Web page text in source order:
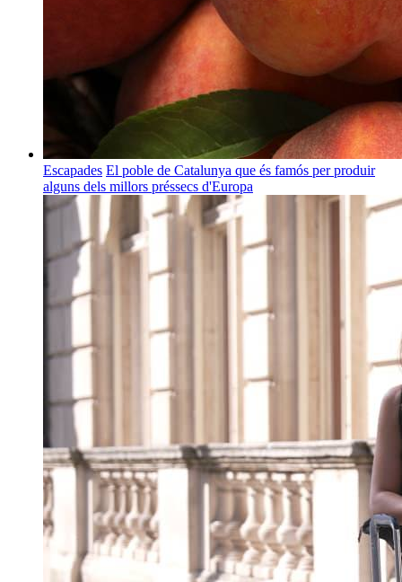
Escapades El poble de Catalunya que és famós per produir
alguns dels millors préssecs d'Europa